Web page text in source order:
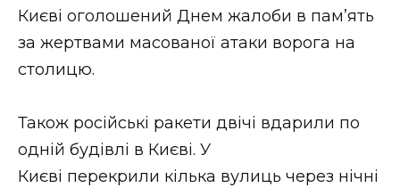
Києві оголошений Днем жалоби в памʼять
за жертвами масованої атаки ворога на
столицю.
Також російські ракети двічі вдарили по
одній будівлі в Києві. У
Києві перекрили кілька вулиць через нічні